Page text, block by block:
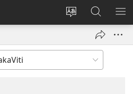
Veisautaka
Dolava
(opens
Vaqara
ena
JW.ORG